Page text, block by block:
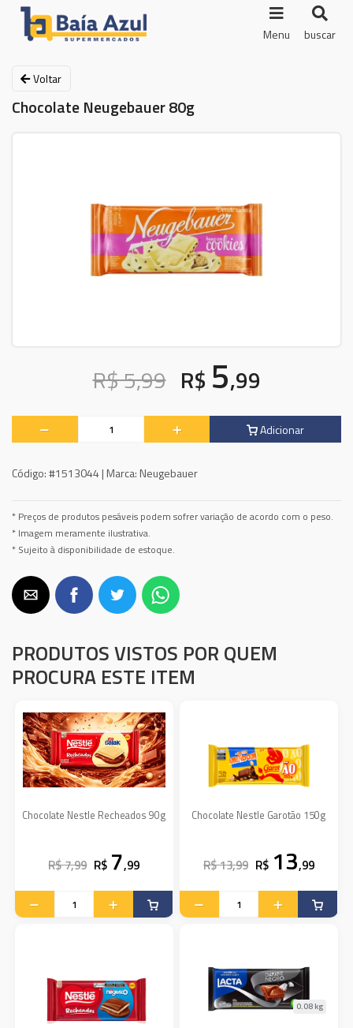
Menu buscar
Voltar
Chocolate Neugebauer 80g
R$ 5,99 R$ 5,99
Adicionar
Código:#1513044 | Marca: Neugebauer
* Preços de produtos pesáveis podem sofrer variação de acordo com o peso.
* Imagem meramente ilustrativa.
* Sujeito à disponibilidade de estoque.
PRODUTOS VISTOS POR QUEM
PROCURA ESTE ITEM
Chocolate Nestle Recheados 90g
R$ 7,99 R$ 7,99
Chocolate Nestle Garotão 150g
R$ 13,99 R$ 13,99
0.08 kg